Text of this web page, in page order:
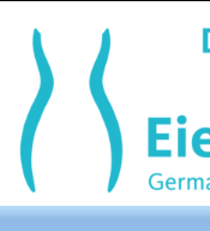
content